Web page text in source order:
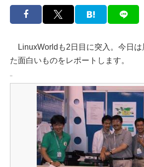
LinuxWorldも2日目に突入。今日は
た面白いものをレポートします。